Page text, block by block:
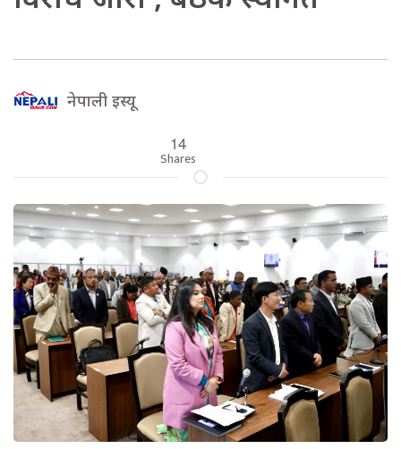
नेपाली इस्यू
14
Shares